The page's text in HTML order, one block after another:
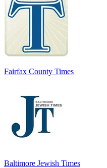
Fairfax County Times
Baltimore Jewish Times